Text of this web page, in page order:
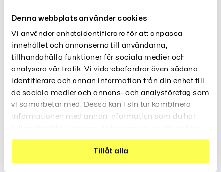
Denna webbplats använder cookies
Vi använder enhetsidentifierare för att anpassa
innehållet och annonserna till användarna,
tillhandahålla funktioner för sociala medier och
analysera vår trafik. Vi vidarebefordrar även sådana
identifierare och annan information från din enhet till
de sociala medier och annons- och analysföretag som
vi samarbetar med. Dessa kan i sin tur kombinera
informationen med annan information som du har
använt deras tjänster.
Tillåt alla
Recensioner (0)
Relaterade Produkter